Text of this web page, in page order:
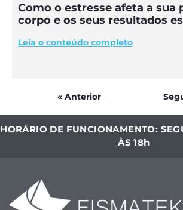
Como o estresse afeta a sua
corpo e os seus resultados
Leia o conteúdo completo
« Anterior
HORÁRIO DE FUNCIONAMENTO:
ÀS 18h